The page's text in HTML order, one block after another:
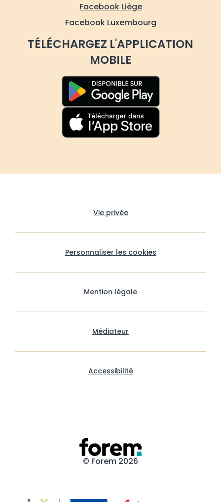
Facebook Liège
Facebook Luxembourg
TÉLÉCHARGEZ L'APPLICATION
MOBILE
Vie privée
Personnaliser les cookies
Mention légale
Médiateur
Accessibilité
© Forem 2026